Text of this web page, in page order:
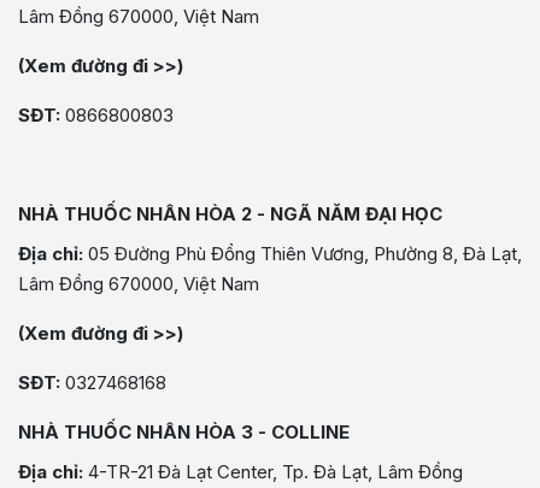
Lâm Đồng 670000, Việt Nam
(Xem đường đi >>)
SĐT: 0866800803
NHÀ THUỐC NHÂN HÒA 2 - NGÃ NĂM ĐẠI HỌC
Địa chỉ: 05 Đường Phù Đổng Thiên Vương, Phường 8, Đà Lạt,
Lâm Đồng 670000, Việt Nam
(Xem đường đi >>)
SĐT: 0327468168
NHÀ THUỐC NHÂN HÒA 3 - COLLINE
Địa chỉ: 4-TR-21 Đà Lạt Center, Tp. Đà Lạt, Lâm Đồng